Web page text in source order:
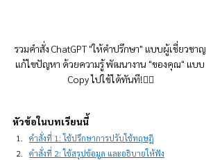
รวมคำสั่ง ChatGPT "ให้คำปรึกษา" แบบผู้เชี่ยวชาญ
แก้ไขปัญหา ด้วยความรู้ พัฒนางาน "ของคุณ" แบบ
Copy ไปใช้ได้ทันที!👇🏻
หัวข้อในบทเรียนนี้
คำสั่งที่ 1: ใช้ปรึกษาการปรับใช้ทฤษฎี
คำสั่งที่ 2: ใช้สรุปข้อมูล และอธิบายให้ฟัง